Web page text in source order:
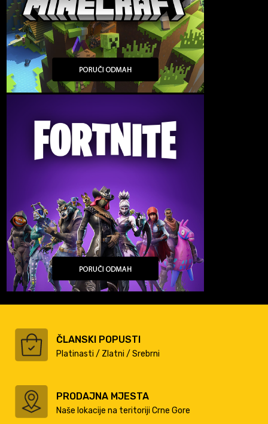
ČLANSKI POPUSTI
Platinasti / Zlatni / Srebrni
PRODAJNA MJESTA
Naše lokacije na teritoriji Crne Gore